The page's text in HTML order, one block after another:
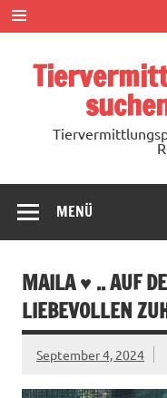
Zum
Inhalt
springen
MENÜ
MAILA ♥ .. AUF
LIEBEVOLLEN
September 4, 2024